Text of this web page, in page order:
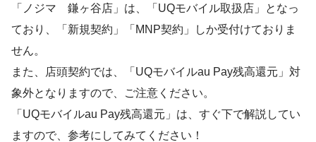
「ノジマ 鎌ヶ谷店」は、「UQモバイル取扱店」となっ
ており、「新規契約」「MNP契約」しか受付けておりま
せん。
また、店頭契約では、「UQモバイルau Pay残高還元」対
象外となりますので、ご注意ください。
「UQモバイルau Pay残高還元」は、すぐ下で解説してい
ますので、参考にしてみてください！